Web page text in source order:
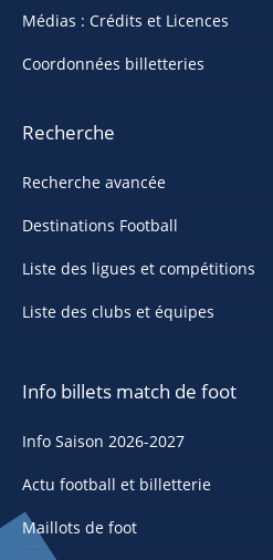
Médias : Crédits et Licences
Coordonnées billetteries
Recherche
Recherche avancée
Destinations Football
Liste des ligues et compétitions
Liste des clubs et équipes
Info billets match de foot
Info Saison 2026-2027
Actu football et billetterie
Maillots de foot